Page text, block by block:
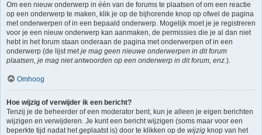
Om een nieuw onderwerp in één van de forums te plaatsen of om een reactie
op een onderwerp te maken, klik je op de bijhorende knop op ofwel de pagina
met onderwerpen of in een bepaald onderwerp. Mogelijk moet je je registreren
voor je een nieuw onderwerp kan aanmaken, de permissies die je al dan niet
hebt in het forum staan onderaan de pagina met onderwerpen of in een
onderwerp (de lijst metje mag geen nieuwe onderwerpen in dit forum
plaatsen, je mag niet antwoorden op een onderwerp in dit forum, enz.).
Omhoog
Hoe wijzig of verwijder ik een bericht?
Tenzij je de beheerder of een moderator bent, kun je alleen je eigen berichten
wijzigen en verwijderen. Je kunt een bericht wijzigen (soms maar voor een
beperkte tijd nadat het geplaatst is) door te klikken op de wijzig knop van het